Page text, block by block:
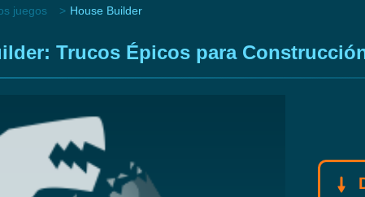
juegos House Builder
Trucos Épicos para